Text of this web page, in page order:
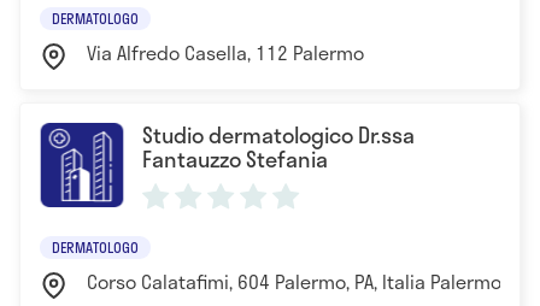
DERMATOLOGO
Via Alfredo Casella, 112 Palermo
Studio dermatologico Dr.ssa
Fantauzzo Stefania
DERMATOLOGO
Corso Calatafimi, 604 Palermo, PA, Italia Palermo